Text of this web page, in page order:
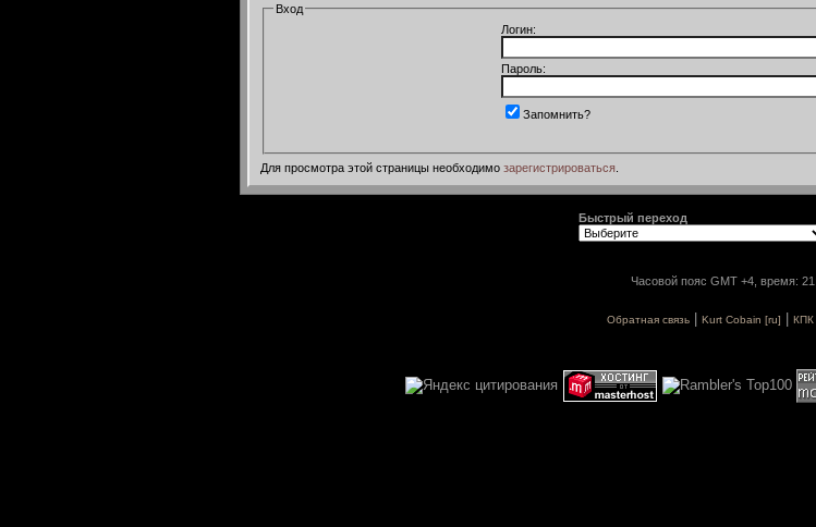
Вход
Логин:
Пароль:
Запомнить?
Для просмотра этой страницы необходимо зарегистрироваться.
Быстрый переход
Часовой пояс GMT +4, время:
Обратная связь Kurt Cobain [ru] КПК